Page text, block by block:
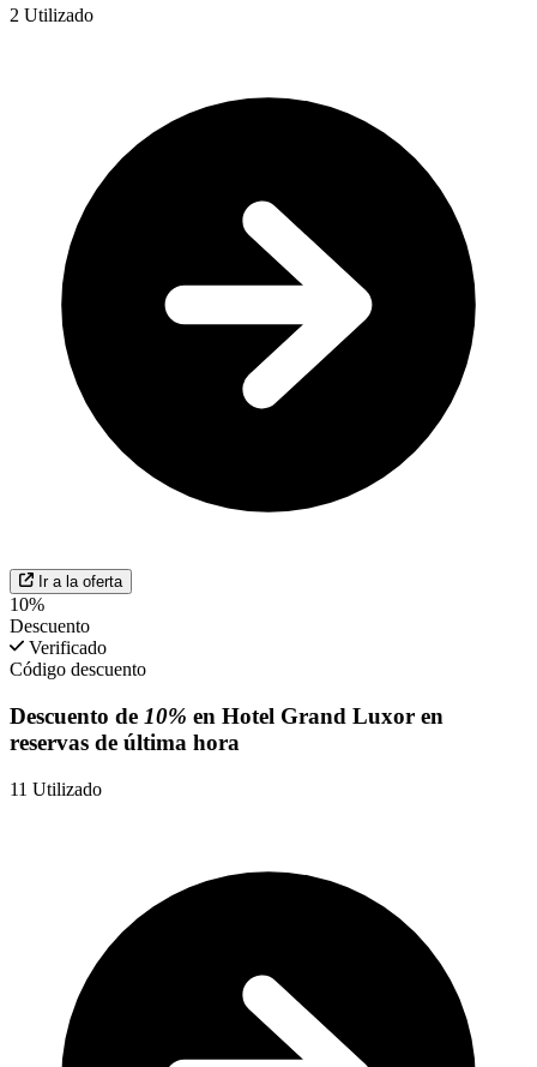
2 Utilizado
Ir a la oferta
10%
Descuento
Verificado
Código descuento
Descuento de 10% en Hotel Grand Luxor en
reservas de última hora
11 Utilizado